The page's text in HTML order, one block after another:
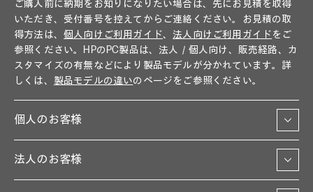
ご購入前に納期をお知りになりたい場合は、先にお見積を取得
いただき、受付番号を控えてからご連絡ください。お見積の取
得方法は、 個人向けご利用ガイド、 法人向けご利用ガイドをご
参照ください。HPのPC製品は、法人／個人向け、販売経路、カ
スタマイズの有無などにより製品モデルが分かれています。詳
しくは、 製品モデルの違いのページをご参照ください。
個人のお客様
法人のお客様